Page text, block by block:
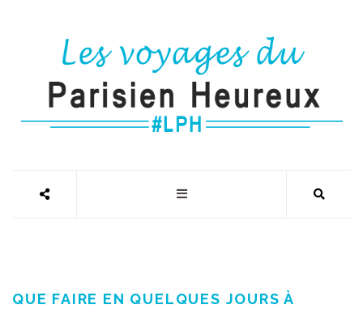
QUE FAIRE EN QUELQUES JOURS À